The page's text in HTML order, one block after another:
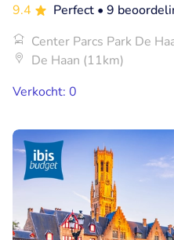
9.4 Perfect • 9
Center Parcs Park De
De Haan (11km)
Verkocht: 0